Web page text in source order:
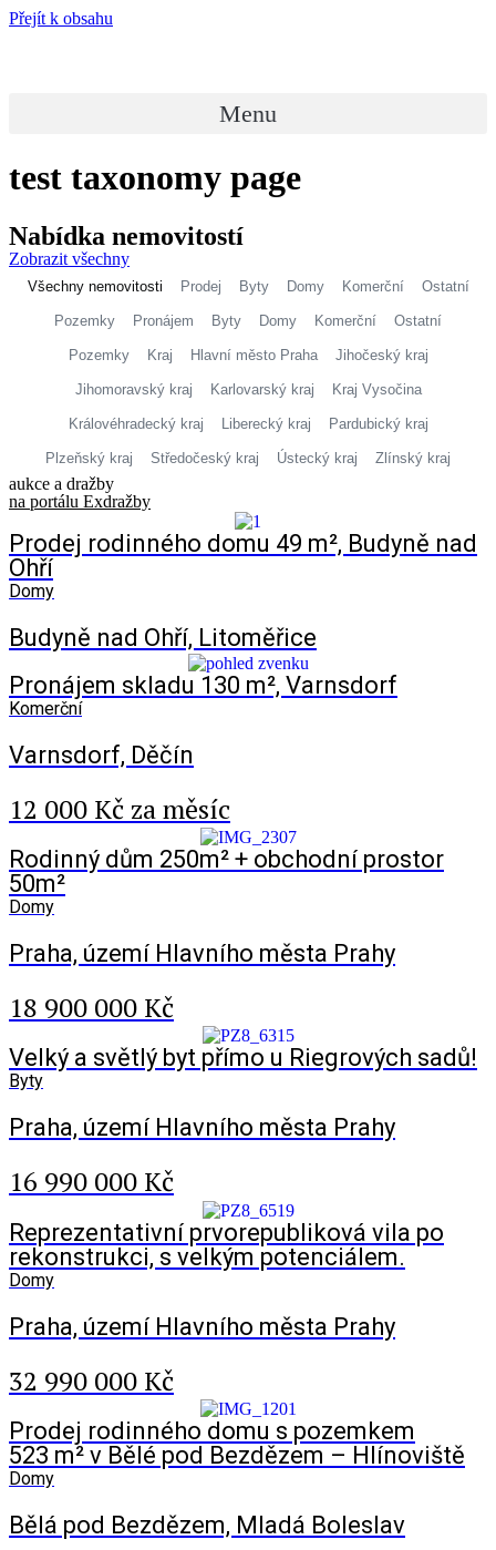
Přejít k obsahu
Menu
test taxonomy page
Nabídka nemovitostí
Zobrazit všechny
Prodej Byty Domy Komerční Ostatní
Pozemky Pronájem Byty Domy Komerční Ostatní
Pozemky Kraj Hlavní město Praha Jihočeský kraj
Jihomoravský kraj Karlovarský kraj Kraj Vysočina
Královéhradecký kraj Liberecký kraj Pardubický kraj
Plzeňský kraj Středočeský kraj Ústecký kraj Zlínský kraj
Všechny nemovitosti
aukce a dražby
na portálu Exdražby
Prodej rodinného domu 49 m², Budyně nad
Ohří
Domy
Budyně nad Ohří, Litoměřice
Pronájem skladu 130 m², Varnsdorf
Komerční
Varnsdorf, Děčín
12 000 Kč za měsíc
Rodinný dům 250m² + obchodní prostor
50m²
Domy
Praha, území Hlavního města Prahy
18 900 000 Kč
Velký a světlý byt přímo u Riegrových sadů!
Byty
Praha, území Hlavního města Prahy
16 990 000 Kč
Reprezentativní prvorepubliková vila po
rekonstrukci, s velkým potenciálem.
Domy
Praha, území Hlavního města Prahy
32 990 000 Kč
Prodej rodinného domu s pozemkem
523 m² v Bělé pod Bezdězem – Hlínoviště
Domy
Bělá pod Bezdězem, Mladá Boleslav